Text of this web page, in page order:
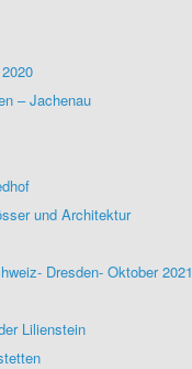
– Jachenau
und Architektur
Dresden- Oktober 2021
Lilienstein